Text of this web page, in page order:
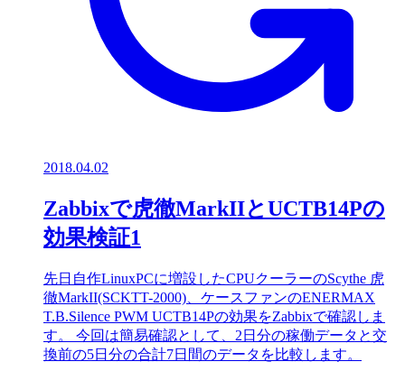
2018.04.02
Zabbixで虎徹MarkIIとUCTB14Pの
効果検証1
先日自作LinuxPCに増設したCPUクーラーのScythe 虎
徹MarkII(SCKTT-2000)、ケースファンのENERMAX
T.B.Silence PWM UCTB14Pの効果をZabbixで確認しま
す。 今回は簡易確認として、2日分の稼働データと交
換前の5日分の合計7日間のデータを比較します。